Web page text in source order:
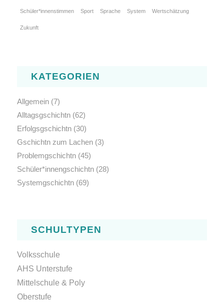
Schüler*innenstimmen Sport Sprache System Wertschätzung
Zukunft
KATEGORIEN
Allgemein(7)
Alltagsgschichtn(62)
Erfolgsgschichtn(30)
Gschichtn zum Lachen(3)
Problemgschichtn(45)
Schüler*innengschichtn(28)
Systemgschichtn(69)
SCHULTYPEN
Volksschule
AHS Unterstufe
Mittelschule & Poly
Oberstufe